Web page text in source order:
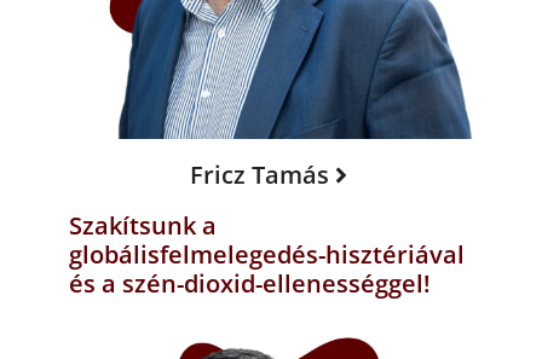
Fricz Tamás
Szakítsunk a
globálisfelmelegedés-hisztériával
és a szén-dioxid-ellenességgel!